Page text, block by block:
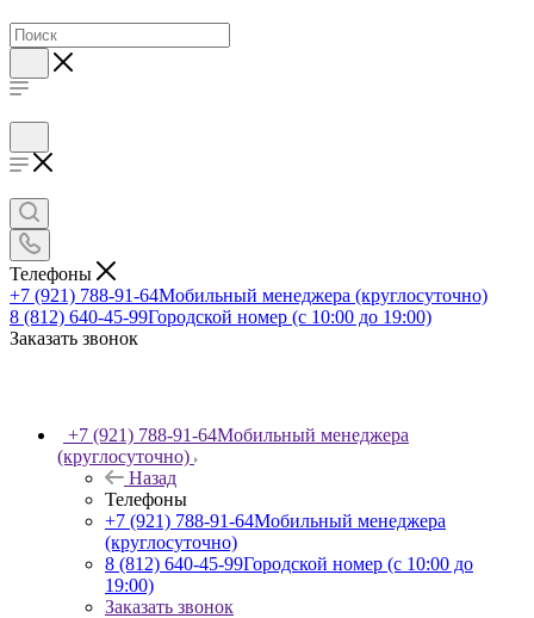
Телефоны
+7 (921) 788-91-64Мобильный менеджера (круглосуточно)
8 (812) 640-45-99Городской номер (с 10:00 до 19:00)
Заказать звонок
+7 (921) 788-91-64Мобильный менеджера
(круглосуточно)
Назад
Телефоны
+7 (921) 788-91-64Мобильный менеджера
(круглосуточно)
8 (812) 640-45-99Городской номер (с 10:00 до
19:00)
Заказать звонок